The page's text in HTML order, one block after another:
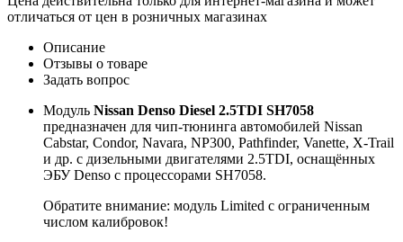
отличаться от цен в розничных магазинах
Описание
Отзывы о товаре
Задать вопрос
Модуль Nissan Denso Diesel 2.5TDI SH7058
предназначен для чип-тюнинга автомобилей Nissan
Cabstar, Condor, Navara, NP300, Pathfinder, Vanette, X-Trail
и др. c дизельными двигателями 2.5TDI, оснащённых
ЭБУ Denso с процессорами SH7058.
Обратите внимание: модуль Limited с ограниченным
числом калибровок!